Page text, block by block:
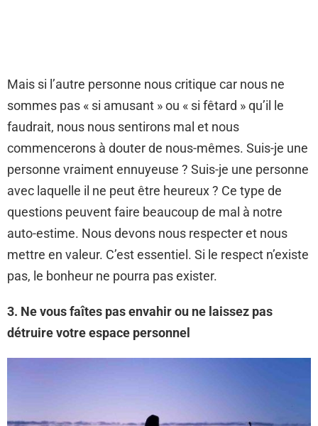
Mais si l’autre personne nous critique car nous ne
sommes pas « si amusant » ou « si fêtard » qu’il le
faudrait, nous nous sentirons mal et nous
commencerons à douter de nous-mêmes. Suis-je une
personne vraiment ennuyeuse ? Suis-je une personne
avec laquelle il ne peut être heureux ? Ce type de
questions peuvent faire beaucoup de mal à notre
auto-estime. Nous devons nous respecter et nous
mettre en valeur. C’est essentiel. Si le respect n’existe
pas, le bonheur ne pourra pas exister.
3. Ne vous faîtes pas envahir ou ne laissez pas
détruire votre espace personnel